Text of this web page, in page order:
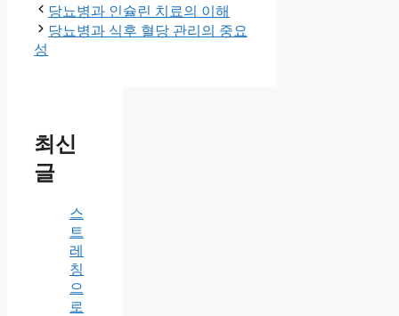
당뇨병과 인슐린 치료의 이해
당뇨병과 식후 혈당 관리의 중요
성
최신
글
스
트
레
칭
으
로